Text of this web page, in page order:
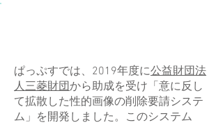
ぱっぷすでは、2019年度に公益財団法
人三菱財団から助成を受け「意に反し
て拡散した性的画像の削除要請システ
ム」を開発しました。このシステム